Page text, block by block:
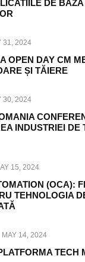
DE
31, 2024
OPEN DAY CM
ȘI TĂIERE
30, 2024
INDUSTRIEI DE
15, 2024
(OCA):
TEHNOLOGIA
MAY 14, 2024
TECH